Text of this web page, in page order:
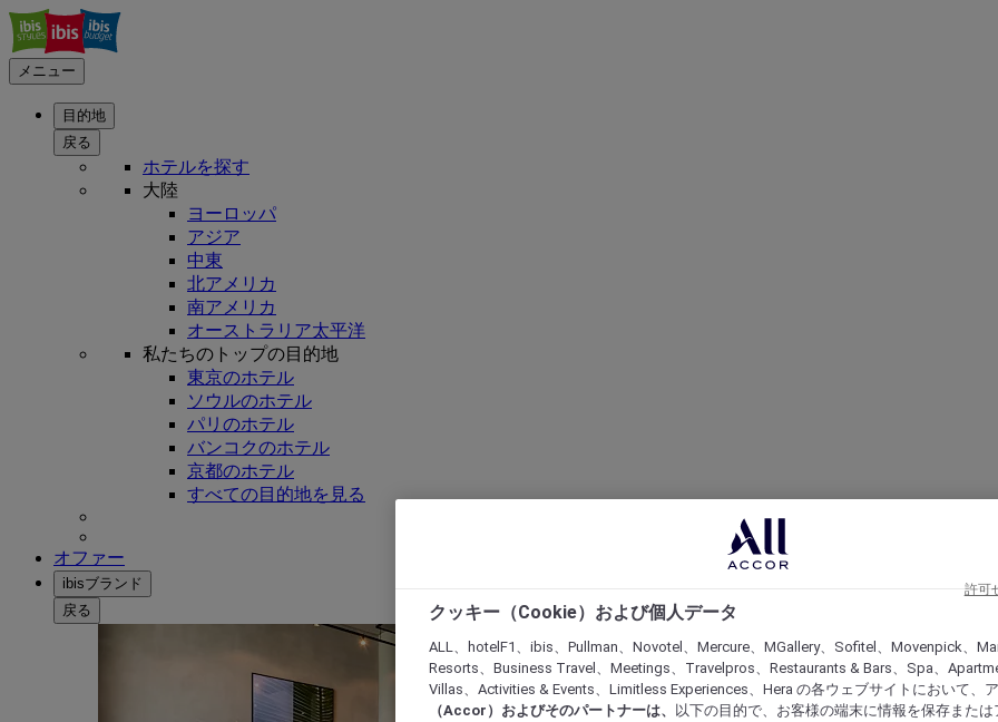
メニュー
目的地
戻る
ホテルを探す
大陸
ヨーロッパ
アジア
中東
北アメリカ
南アメリカ
オーストラリア太平洋
私たちのトップの目的地
東京のホテル
ソウルのホテル
パリのホテル
バンコクのホテル
京都のホテル
すべての目的地を見る
オファー
ibisブランド
戻る
クッキー（Cookie）および個人データ
ALL、hotelF1、ibis、Pullman、Novotel、Mercure、MGallery、Sofitel、Movenpick、
Resorts、Business Travel、Meetings、Travelpros、Restaurants & Bars、Spa、
Villas、Activities & Events、Limitless Experiences、Hera の各ウェブサイトにおいて、
（Accor）およびそのパートナーは、
以下の目的で、お客様の端末に情報を保存または
許可